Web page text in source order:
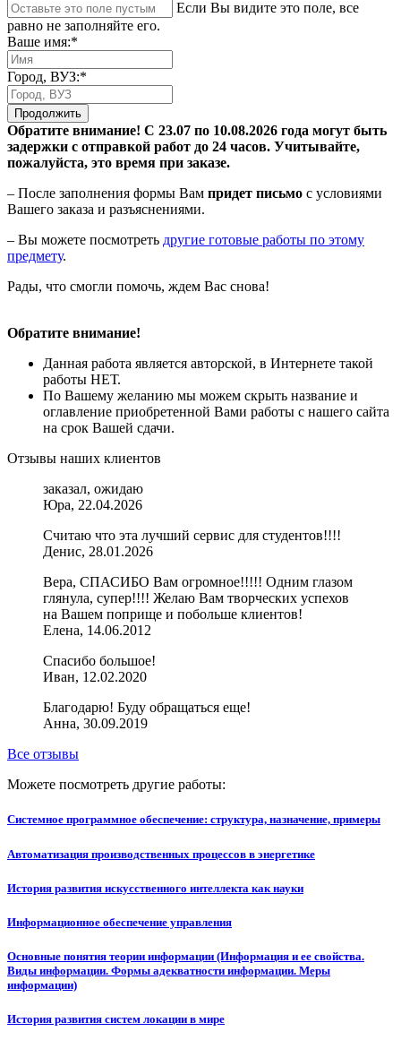
Если Вы видите это поле, все
равно не заполняйте его.
Ваше имя:*
Город, ВУЗ:*
Продолжить
Обратите внимание! С 23.07 по 10.08.2026 года могут быть
задержки с отправкой работ до 24 часов. Учитывайте,
пожалуйста, это время при заказе.
– После заполнения формы Вам придет письмо с условиями
Вашего заказа и разъяснениями.
– Вы можете посмотреть другие готовые работы по этому
предмету.
Рады, что смогли помочь, ждем Вас снова!
Обратите внимание!
Данная работа является авторской, в Интернете такой
работы НЕТ.
По Вашему желанию мы можем скрыть название и
оглавление приобретенной Вами работы с нашего сайта
на срок Вашей сдачи.
Отзывы наших клиентов
заказал, ожидаю
Юра, 22.04.2026
Считаю что эта лучший сервис для студентов!!!!
Денис, 28.01.2026
Вера, СПАСИБО Вам огромное!!!!! Одним глазом
глянула, супер!!!! Желаю Вам творческих успехов
на Вашем поприще и побольше клиентов!
Елена, 14.06.2012
Спасибо большое!
Иван, 12.02.2020
Благодарю! Буду обращаться еще!
Анна, 30.09.2019
Все отзывы
Можете посмотреть другие работы:
Системное программное обеспечение: структура, назначение, примеры
Автоматизация производственных процессов в энергетике
История развития искусственного интеллекта как науки
Информационное обеспечение управления
Основные понятия теории информации (Информация и ее свойства.
Виды информации. Формы адекватности информации. Меры
информации)
История развития систем локации в мире